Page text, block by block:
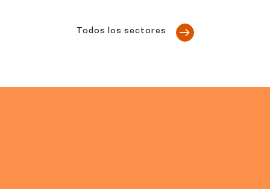
Todos los sectores